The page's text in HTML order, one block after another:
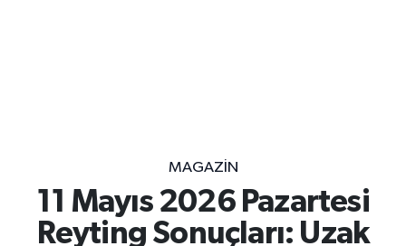
MAGAZİN
11 Mayıs 2026 Pazartesi
Reyting Sonuçları: Uzak